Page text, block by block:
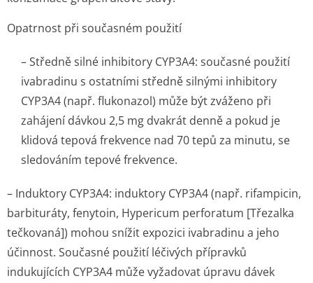
Opatrnost při současném použití
– Středně silné inhibitory CYP3A4: současné použití
ivabradinu s ostatními středně silnými inhibitory
CYP3A4 (např. flukonazol) může být zváženo při
zahájení dávkou 2,5 mg dvakrát denně a pokud je
klidová tepová frekvence nad 70 tepů za minutu, se
sledováním tepové frekvence.
– Induktory CYP3A4: induktory CYP3A4 (např. rifampicin,
barbituráty, fenytoin, Hypericum perforatum [Třezalka
tečkovaná]) mohou snížit expozici ivabradinu a jeho
účinnost. Současné použití léčivých přípravků
indukujících CYP3A4 může vyžadovat úpravu dávek